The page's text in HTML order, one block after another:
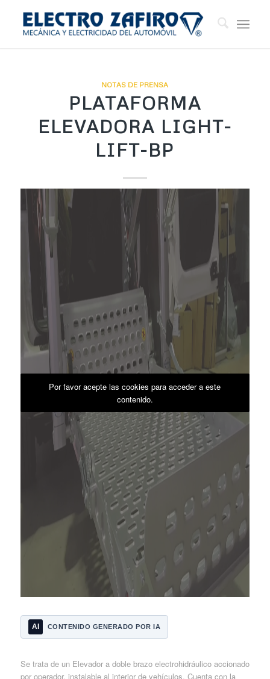
NOTAS DE PRENSA
PLATAFORMA
ELEVADORA LIGHT-
LIFT-BP
Por favor acepte las cookies para acceder a este
contenido.
AI CONTENIDO GENERADO POR IA
Se trata de un Elevador a doble brazo electrohidráulico accionado
por operador, instalable al interior de vehículos. Cuenta con la